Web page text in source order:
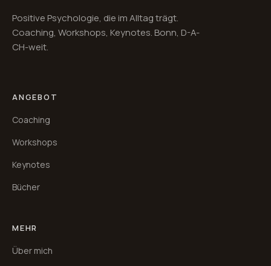
Positive Psychologie, die im Alltag trägt.
Coaching, Workshops, Keynotes. Bonn, D-A-
CH-weit.
ANGEBOT
Coaching
Workshops
Keynotes
Bücher
MEHR
Über mich